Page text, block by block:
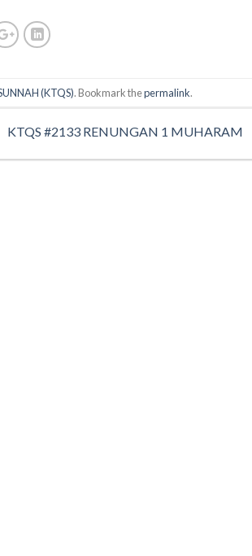
(KTQS). Bookmark thepermalink.
KTQS #2133 RENUNGAN 1 MUHARAM